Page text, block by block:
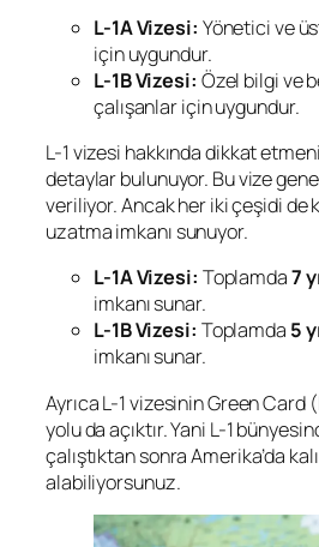
L-1A Vizesi: Yönetici ve
için uygundur.
L-1B Vizesi: Özel bilgi ve
çalışanlar için uygundur.
L-1 vizesi hakkında dikkat
detaylar bulunuyor. Bu vize
veriliyor. Ancak her iki çeşidi de
uzatma imkanı sunuyor.
L-1A Vizesi: Toplamda7
imkanı sunar.
L-1B Vizesi: Toplamda 5
imkanı sunar.
Ayrıca L-1 vizesinin Green Card
yolu da açıktır. Yani L-1
çalıştıktan sonra Amerika’da
alabiliyorsunuz.